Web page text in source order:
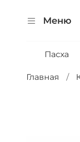
Меню
Пасха
Главная